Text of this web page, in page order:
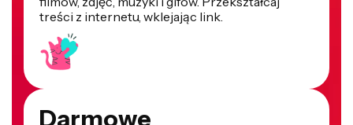
treści z internetu, wklejając link.